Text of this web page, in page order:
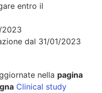
entro il
2023
dal 31/01/2023
nella pagina
Clinical study